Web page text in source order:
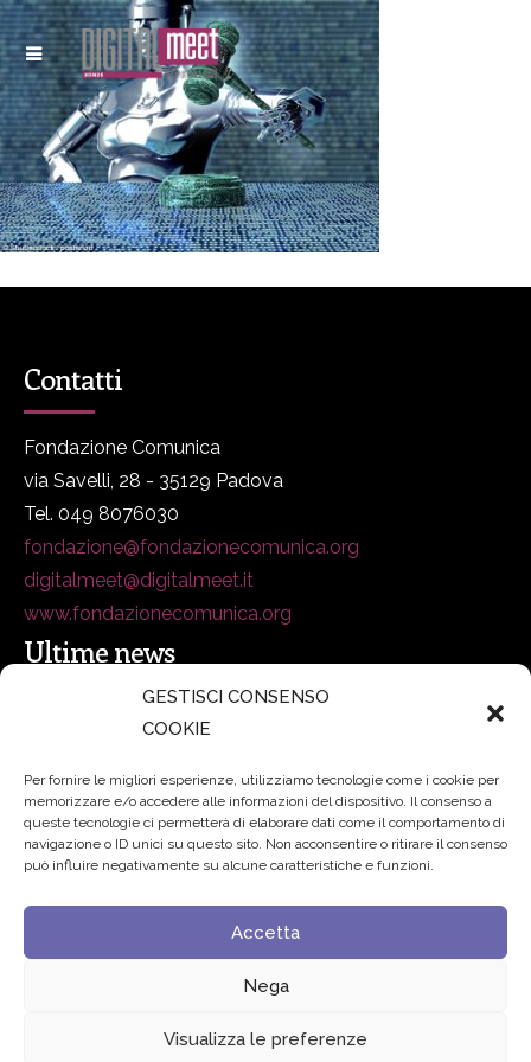
GESTISCI CONSENSO
COOKIE
Per fornire le migliori esperienze, utilizziamo tecnologie come i cookie per
memorizzare e/o accedere alle informazioni del dispositivo. Il consenso a
queste tecnologie ci permetterà di elaborare dati come il comportamento di
navigazione o ID unici su questo sito. Non acconsentire o ritirare il consenso
può influire negativamente su alcune caratteristiche e funzioni.
Accetta
Nega
Visualizza le preferenze
Contatti
Fondazione Comunica
via Savelli, 28 - 35129 Padova
Tel. 049 8076030
fondazione@fondazionecomunica.org
digitalmeet@digitalmeet.it
www.fondazionecomunica.org
Ultime news
secsolutionforum 2026: è Bologna la nuova capitale
Padre Benanti: «Intelligenza artificiale? Contro i nuovi
algoritmi del potere serve una governance condivisa»
Edvance – Digital Education Hub Higher Education